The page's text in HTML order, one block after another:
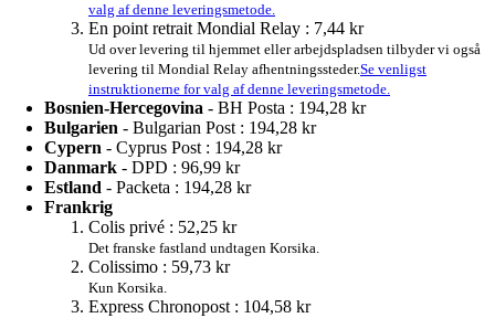
valg af denne leveringsmetode.
En point retrait Mondial Relay : 7,44 kr
Ud over levering til hjemmet eller arbejdspladsen tilbyder vi også
levering til Mondial Relay afhentningssteder.Se venligst
instruktionerne for valg af denne leveringsmetode.
Bosnien-Hercegovina - BH Posta : 194,28 kr
Bulgarien - Bulgarian Post : 194,28 kr
Cypern - Cyprus Post : 194,28 kr
Danmark - DPD : 96,99 kr
Estland - Packeta : 194,28 kr
Frankrig
Colis privé : 52,25 kr
Det franske fastland undtagen Korsika.
Colissimo : 59,73 kr
Kun Korsika.
Express Chronopost : 104,58 kr